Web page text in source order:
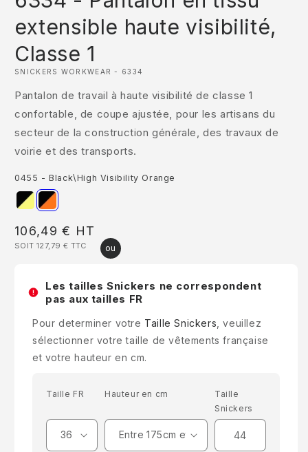
1
une
modale
extensible haute visibilité,
Classe 1
SNICKERS WORKWEAR - 6334
Pantalon de travail à haute visibilité de classe 1
confortable, de coupe ajustée, pour les artisans du
secteur de la construction générale, des travaux de
voirie et des transports.
0455 - Black\High Visibility Orange
Prix
habituel
106,49 € HT
SOIT 127,79 € TTC
Les tailles Snickers ne correspondent
pas aux tailles FR
Pour determiner votre Taille Snickers , veuillez
sélectionner votre taille de vêtements française
et votre hauteur en cm.
Taille FR Hauteur en cm
Taille
Snickers